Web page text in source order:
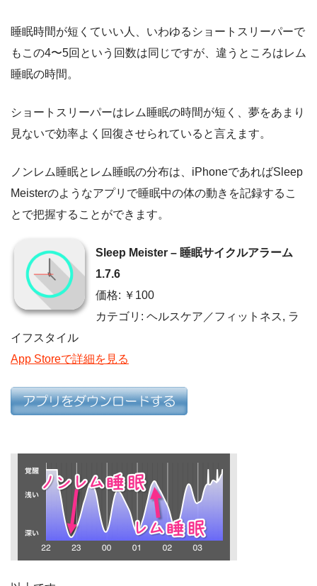
睡眠時間が短くていい人、いわゆるショートスリーパーで
もこの4〜5回という回数は同じですが、違うところはレム
睡眠の時間。
ショートスリーパーはレム睡眠の時間が短く、夢をあまり
見ないで効率よく回復させられていると言えます。
ノンレム睡眠とレム睡眠の分布は、iPhoneであればSleep
Meisterのようなアプリで睡眠中の体の動きを記録するこ
とで把握することができます。
Sleep Meister – 睡眠サイクルアラーム
1.7.6
価格: ￥100
カテゴリ: ヘルスケア／フィットネス, ラ
イフスタイル
App Storeで詳細を見る